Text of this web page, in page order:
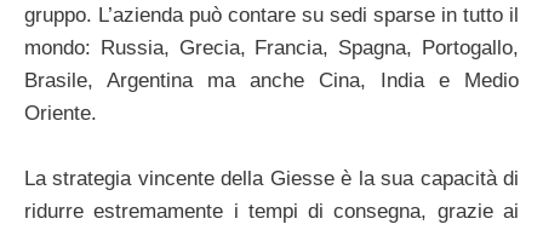
gruppo. L’azienda può contare su sedi sparse in tutto il
mondo: Russia, Grecia, Francia, Spagna, Portogallo,
Brasile, Argentina ma anche Cina, India e Medio
Oriente.
La strategia vincente della Giesse è la sua capacità di
ridurre estremamente i tempi di consegna, grazie ai